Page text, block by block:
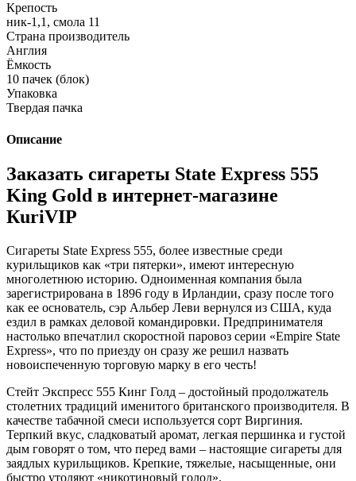
Крепость
ник-1,1, смола 11
Страна производитель
Англия
Ёмкость
10 пачек (блок)
Упаковка
Твердая пачка
Описание
Заказать сигареты State Express 555
King Gold в интернет-магазине
КuriVIP
Сигареты State Express 555, более известные среди
курильщиков как «три пятерки», имеют интересную
многолетнюю историю. Одноименная компания была
зарегистрирована в 1896 году в Ирландии, сразу после того
как ее основатель, сэр Альбер Леви вернулся из США, куда
ездил в рамках деловой командировки. Предпринимателя
настолько впечатлил скоростной паровоз серии «Empire State
Express», что по приезду он сразу же решил назвать
новоиспеченную торговую марку в его честь!
Стейт Экспресс 555 Кинг Голд – достойный продолжатель
столетних традиций именитого британского производителя. В
качестве табачной смеси используется сорт Виргиния.
Терпкий вкус, сладковатый аромат, легкая першинка и густой
дым говорят о том, что перед вами – настоящие сигареты для
заядлых курильщиков. Крепкие, тяжелые, насыщенные, они
быстро утоляют «никотиновый голод».